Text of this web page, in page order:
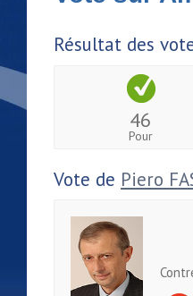
Résultat des
46
Pour
Vote de Piero